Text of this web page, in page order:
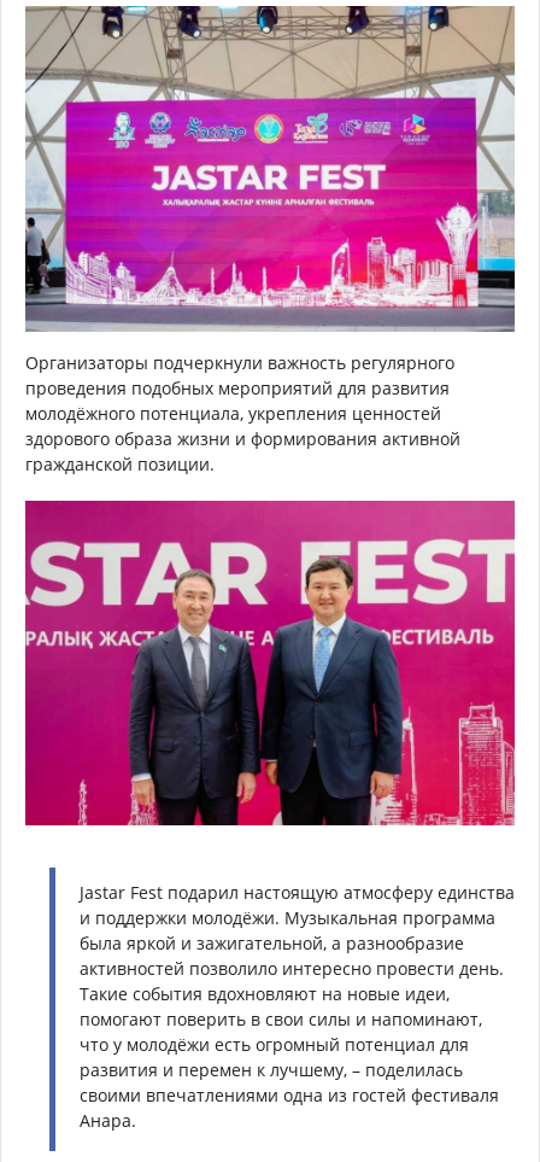
Организаторы подчеркнули важность регулярного
проведения подобных мероприятий для развития
молодёжного потенциала, укрепления ценностей
здорового образа жизни и формирования активной
гражданской позиции.
Jastar Fest подарил настоящую атмосферу единства
и поддержки молодёжи. Музыкальная программа
была яркой и зажигательной, а разнообразие
активностей позволило интересно провести день.
Такие события вдохновляют на новые идеи,
помогают поверить в свои силы и напоминают,
что у молодёжи есть огромный потенциал для
развития и перемен к лучшему, – поделилась
своими впечатлениями одна из гостей фестиваля
Анара.